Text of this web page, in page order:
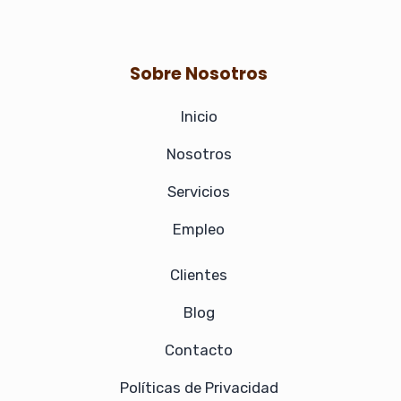
Sobre Nosotros
Inicio
Nosotros
Servicios
Empleo
Clientes
Blog
Contacto
Políticas de Privacidad
k
a
m
n
i
n